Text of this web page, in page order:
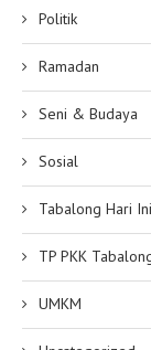
Politik
Ramadan
Seni & Budaya
Sosial
Tabalong Hari Ini
TP PKK
UMKM